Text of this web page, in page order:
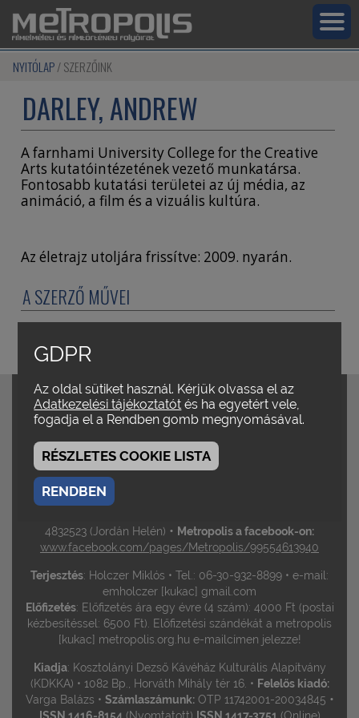
NYITÓLAP SZERZŐINK
DARLEY, ANDREW
A farnhami University College for the Creative
Arts kutatóintézetének vezető munkatársa.
Fontosabb kutatási területei az új média, az
animáció, a film és a vizuális kultúra.
Az életrajz utoljára frissítve: 2009. nyarán.
A SZERZŐ MŰVEI
tanulmányozásáról
Szerkesztőbizottság: Bíró Yvette / Gelencsér Gábor /
Hirsch Tibor / Kovács András Bálint •Szerkesztik
Margitházi Beja / Vajdovich Györgyi / Varga Balázs /
Vincze Teréz
Felelős szerkesztő: Vajdovich Györgyi
munkatárs: Jordán HelénA weboldal Magazin rovatát
szerkeszti
4832523 (Jordán Helén) • Metropolis a facebook-on:
www.facebook.com/pages/Metropolis/99554613940
Terjesztés: Holczer Miklós • Tel.: 06-30-932-8899 • e-mail:
emholczer [kukac] gmail.com
Előfizetés: Előfizetés ára egy évre (4 szám): 4000 Ft (postai
kézbesítéssel: 6500 Ft). Előfizetési szándékát a metropolis
[kukac] metropolis.org.hu e-mailcímen jelezze!
Kiadja: Kosztolányi Dezső Kávéház Kulturális Alapítvány
(KDKKA) • 1082 Bp., Horváth Mihály tér 16. • Felelős kiadó:
Varga Balázs • Számlaszámunk:OTP 11742001-20034845 •
GDPR
Az oldal sütiket használ. Kérjük olvassa el az
Adatkezelési tájékoztatót és ha egyetért vele,
fogadja el a Rendben gomb megnyomásával.
RÉSZLETES COOKIE LISTA
RENDBEN